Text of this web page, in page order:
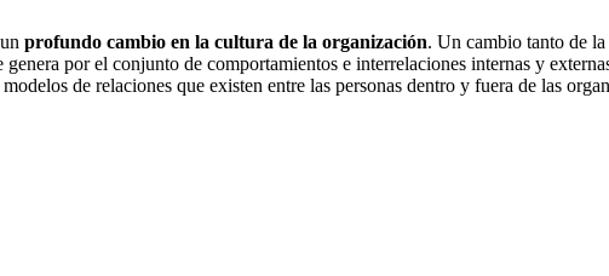
profundo cambio en la cultura de la organización. Un cambio tanto de
genera por el conjunto de comportamientos e interrelaciones internas y
de relaciones que existen entre las personas dentro y fuera de las